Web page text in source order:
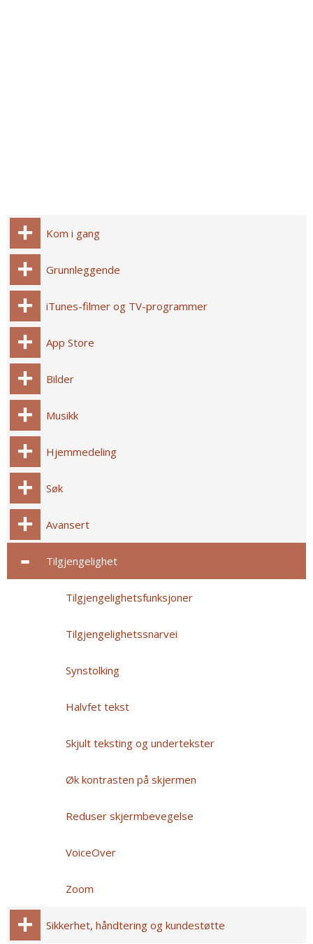
Kom i gang
Grunnleggende
iTunes-filmer og TV-programmer
App Store
Bilder
Musikk
Hjemmedeling
Søk
Avansert
Tilgjengelighet
Tilgjengelighetsfunksjoner
Tilgjengelighetssnarvei
Synstolking
Halvfet tekst
Skjult teksting og undertekster
Øk kontrasten på skjermen
Reduser skjermbevegelse
VoiceOver
Zoom
Sikkerhet, håndtering og kundestøtte